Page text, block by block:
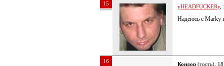
15 yHEADFUCKERy,
Надеюсь c Marky
16 Кондор (гость),